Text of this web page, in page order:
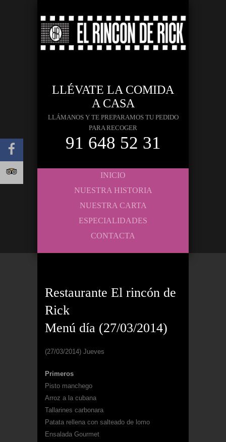
LLÉVATE LA COMIDA
A CASA
LLÁMANOS Y TE PREPARAMOS TU PEDIDO
PARA RECOGER
91 648 52 31
INICIO
NUESTRA HISTORIA
NUESTRA CARTA
ESPECIALIDADES
CONTACTA
Restaurante El rincón de
Rick
Menú día (27/03/2014)
(27/03/2014) Jueves
Primeros
Pisto manchego
Arroz a la cubana
Tallarines carbonara
Patata rellena con salteado de lomo
Ensalada Gourmet